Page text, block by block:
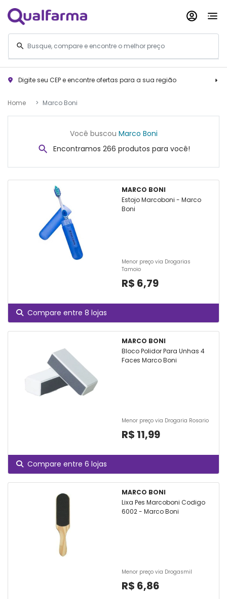
Digite seu CEP e encontre ofertas para a sua região
Home Marco Boni
Você buscou Marco Boni
Encontramos 266 produtos para você!
MARCO BONI
Estojo Marcoboni - Marco
Boni
Menor preço via Drogarias
Tamoio
R$ 6,79
Compare entre 8 lojas
MARCO BONI
Bloco Polidor Para Unhas 4
Faces Marco Boni
Menor preço via Drogaria Rosario
R$ 11,99
Compare entre 6 lojas
MARCO BONI
Lixa Pes Marcoboni Codigo
6002 - Marco Boni
Menor preço via Drogasmil
R$ 6,86